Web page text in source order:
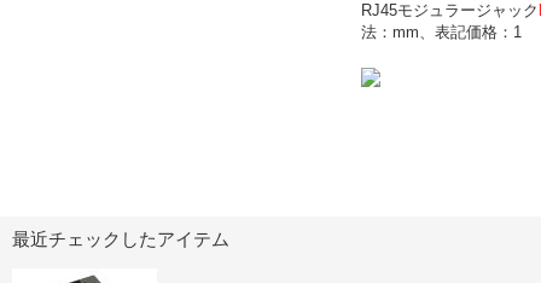
RJ45モジュラージャック
法：mm、表記価格：1
最近チェックしたアイテム